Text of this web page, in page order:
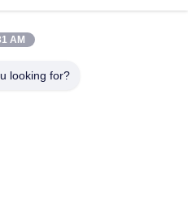
Şehri, Huadu Bölgesi,
AM
looking for?